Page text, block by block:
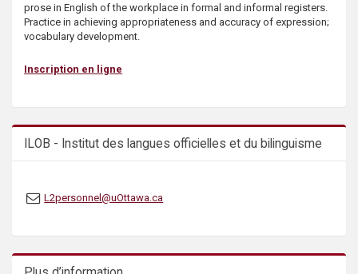
prose in English of the workplace in formal and informal registers.
Practice in achieving appropriateness and accuracy of expression;
vocabulary development.
Inscription en ligne
ILOB - Institut des langues officielles et du bilinguisme
L2personnel@uOttawa.ca